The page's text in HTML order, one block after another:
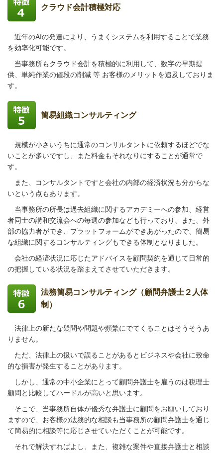
クラウド会計積極対応
近年のAIの発達により、うまくシステムを利用することで業務
を効率化可能です。
当事務所もクラウド会計を積極的に利用して、数字の早期提
供、単純作業の値段の削減 等 お客様のメリットを追及しておりま
す。
簡易組織コンサルティング
規模が小さいうちに通常のコンサルタントに依頼するほどでな
いことが多いですし、
また料金もそれなりにすることが通常で
す。
また、コンサルタントですと会社の内部の経済状況も分からな
いという点もあります。
当事務所の所長は過去組織に関するアカデミーへの参加、経営
者同士の講和交流会への毎週の参加なども行っており、また、 外
部の協力者ができ、プラットフォームができあがったので、簡易
な組織に関するコンサルティングもできる体制となりました。
会社の経済状況に応じたアドバイスを顧問契約を通じて日常的
の把握している状況を踏まえてさせていただきます。
法務簡易コンサルティング（顧問弁護士２人体
制）
法律上の新たな疑問や問題や頻繁にでてくることはそうそうあ
りません。
ただ、法律上の扱いで誤ることがあるとビジネスや会社に致命
的な損害が発生することがあります。
しかし、通常の中小企業にとって顧問弁護士を雇うのは税理士
顧問と比較してハードルが高いと思います。
そこで、当事務所自体が優秀な弁護士に顧問をお願いしており
ますので、お客様の法務的な相談も当事務所の顧問弁護士を通じ
て簡易的に相談等に応じさせていただくことが可能です。
それで解決すればよし、また、複雑な案件や直接弁護士と相談